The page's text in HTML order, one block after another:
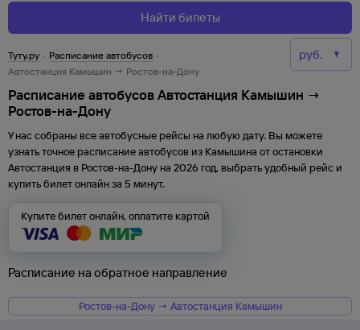
Найти билеты
Туту.ру · Расписание автобусов ·
Автостанция Камышин → Ростов-на-Дону
Расписание автобусов Автостанция Камышин →
Ростов-на-Дону
У нас собраны все автобусные рейсы на любую дату. Вы можете
узнать точное расписание автобусов из Камышина отостановки
Автостанция в Ростов-на-Дону на 2026 год, выбрать удобный рейс и
купить билет онлайн за 5 минут.
Купите билет онлайн, оплатите картой
Расписание на обратное направление
Ростов-на-Дону → Автостанция Камышин